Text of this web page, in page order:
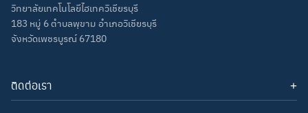
วิทยาลัยเทคโนโลยีไฮเทควิเชียรบุรี
183 หมู่ 6 ตำบลพุขาม อำเภอวิเชียรบุรี
จังหวัดเพชรบูรณ์ 67180
ติดต่อเรา
โทรศัพท์: 093-3277343